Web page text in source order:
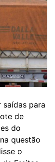
para
de
do
questão
o